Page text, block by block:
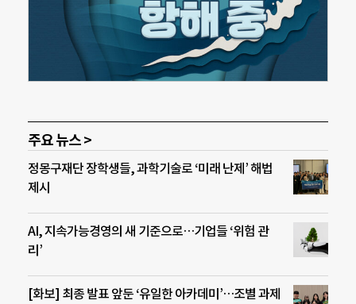
주요 뉴스 >
정몽구재단 장학생들, 과학기술로 ‘미래 난제’ 해법
제시
AI, 지속가능경영의 새 기준으로…기업들 ‘위험 관
리’
[화보] 최종 발표 앞둔 ‘유일한 아카데미’…조별 과제